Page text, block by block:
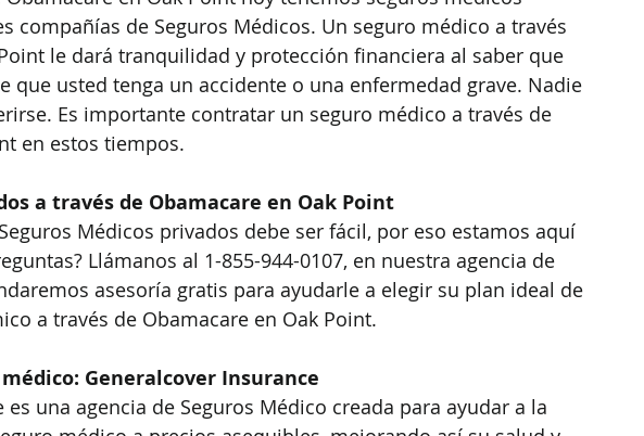
compañías de Seguros Médicos. Un seguro médico a través
le dará tranquilidad y protección financiera al saber que
que usted tenga un accidente o una enfermedad grave. Nadie
Es importante contratar un seguro médico a través de
en estos tiempos.
a través de Obamacare en Oak Point
Médicos privados debe ser fácil, por eso estamos aquí
Llámanos al 1-855-944-0107, en nuestra agencia de
asesoría gratis para ayudarle a elegir su plan ideal de
a través de Obamacare en Oak Point.
Generalcover Insurance
es una agencia de Seguros Médico creada para ayudar a la